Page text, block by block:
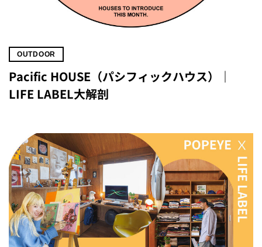
OUTDOOR
Pacific HOUSE（パシフィックハウス）｜
LIFE LABEL大解剖